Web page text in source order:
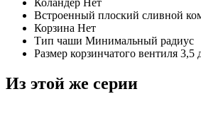
Коландер Нет
Встроенный плоский сливной
Корзина Нет
Тип чаши Минимальный радиус
Размер корзинчатого вентиля 3,5
Из этой же серии